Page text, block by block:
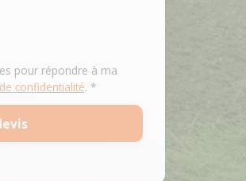
pour répondre à ma
confidentialité. *